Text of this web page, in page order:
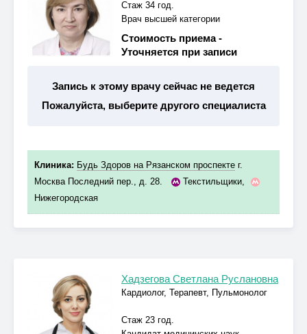
Стаж 34 год.
Врач высшей категории
Стоимость приема -
Уточняется при записи
Запись к этому врачу сейчас не ведется
Пожалуйста, выберите другого специалиста
Клиника: Будь Здоров на Рязанском проспекте г.
Москва Последний пер., д. 28.
Текстильщики,
Нижегородская
Хадзегова Светлана Руслановна
Кардиолог, Терапевт, Пульмонолог
Стаж 23 год.